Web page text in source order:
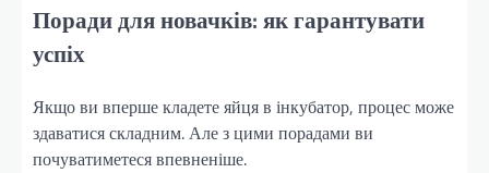
Поради для новачків: як гарантувати
успіх
Якщо ви вперше кладете яйця в інкубатор, процес може
здаватися складним. Але з цими порадами ви
почуватиметеся впевненіше.